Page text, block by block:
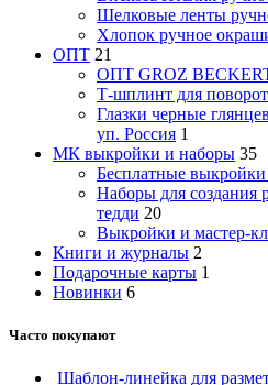
Шелковые ленты
Хлопок ручное
ОПТ 21
ОПТ GROZ
Т-шплинт для
Глазки черные
уп. Россия 1
МК выкройки и наборы 35
Бесплатные
Наборы для создания
тедди 20
Выкройки и мастер-
Книги и журналы 2
Подарочные карты 1
Новинки 6
Часто покупают
Шаблон-линейка для